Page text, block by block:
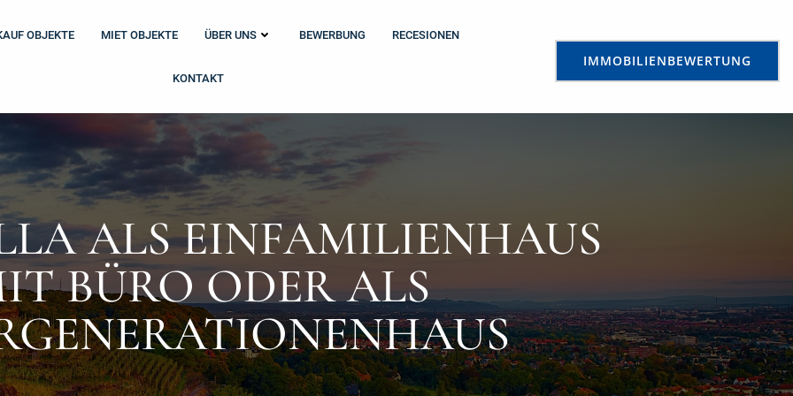
OBJEKTE MIET OBJEKTE ÜBER UNS BEWERBUNG RECESIONEN
KONTAKT
IMMOBILIENBEWERTUNG
ALS EINFAMILIENHAUS
BÜRO ODER ALS